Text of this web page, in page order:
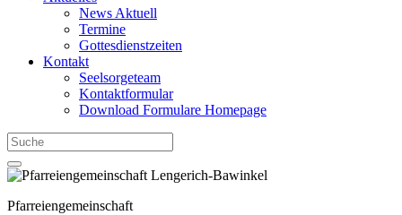
News Aktuell
Termine
Gottesdienstzeiten
Kontakt
Seelsorgeteam
Kontaktformular
Download Formulare Homepage
Pfarreiengemeinschaft